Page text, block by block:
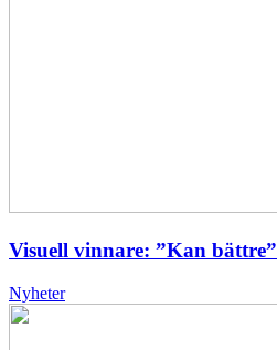
Visuell vinnare: ”Kan bättre”
Nyheter